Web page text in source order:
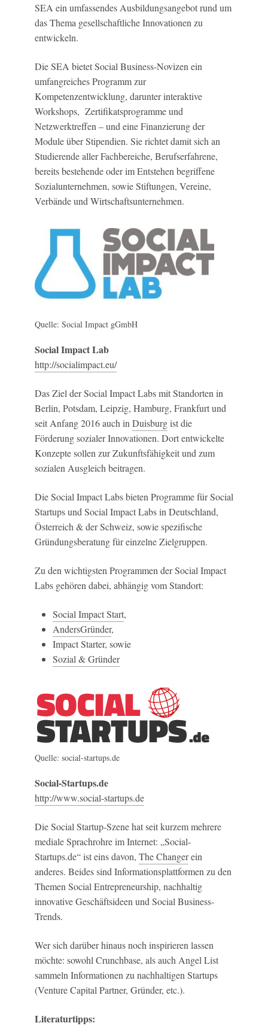
SEA ein umfassendes Ausbildungsangebot rund um
das Thema gesellschaftliche Innovationen zu
entwickeln.
Die SEA bietet Social Business-Novizen ein
umfangreiches Programm zur
Kompetenzentwicklung, darunter interaktive
Workshops, Zertifikatsprogramme und
Netzwerktreffen – und eine Finanzierung der
Module über Stipendien. Sie richtet damit sich an
Studierende aller Fachbereiche, Berufserfahrene,
bereits bestehende oder im Entstehen begriffene
Sozialunternehmen, sowie Stiftungen, Vereine,
Verbände und Wirtschaftsunternehmen.
Quelle: Social Impact gGmbH
Social Impact Lab
http://socialimpact.eu/
Das Ziel der Social Impact Labs mit Standorten in
Berlin, Potsdam, Leipzig, Hamburg, Frankfurt und
seit Anfang 2016 auch in Duisburgist die
Förderung sozialer Innovationen. Dort entwickelte
Konzepte sollen zur Zukunftsfähigkeit und zum
sozialen Ausgleich beitragen.
Die Social Impact Labs bieten Programme für Social
Startups und Social Impact Labs in Deutschland,
Österreich & der Schweiz, sowie spezifische
Gründungsberatung für einzelne Zielgruppen.
Zu den wichtigsten Programmen der Social Impact
Labs gehören dabei, abhängig vom Standort:
Social Impact Start,
AndersGründer,
Impact Starter, sowie
Sozial & Gründer
Quelle: social-startups.de
Social-Startups.de
http://www.social-startups.de
Die Social Startup-Szene hat seit kurzem mehrere
mediale Sprachrohre im Internet: „Social-
Startups.de“ ist eins davon, The Changerein
anderes. Beides sind Informationsplattformen zu den
Themen Social Entrepreneurship, nachhaltig
innovative Geschäftsideen und Social Business-
Trends.
Wer sich darüber hinaus noch inspirieren lassen
möchte: sowohl Crunchbase, als auch Angel List
sammeln Informationen zu nachhaltigen Startups
(Venture Capital Partner, Gründer, etc.).
Literaturtipps: